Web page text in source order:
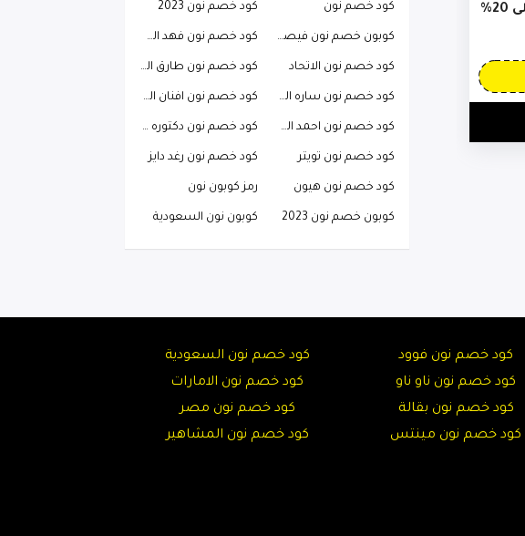
كود خصم نون فعال تخفيضات تصل الى 20%
كود خصم نون كود خصم نون 2023
كوبون خصم نون فيصل السيف كود خصم نون فهد العرادي
كود خصم نون الاتحاد كود خصم نون طارق الحربي
كود خصم نون ساره الودعاني كود خصم نون افنان الباتل
كود خصم نون احمد البارقي كود خصم نون دكتوره خلود
كود خصم نون تويتر كود خصم نون رغد دايز
كود خصم نون هيون رمز كوبون نون
كوبون خصم نون 2023 كوبون نون السعودية
كود خصم نون فوود
كود خصم نون ناو ناو
كود خصم نون بقالة
كود خصم نون مينتس
كود خصم نون السعودية
كود خصم نون الامارات
كود خصم نون مصر
كود خصم نون المشاهير